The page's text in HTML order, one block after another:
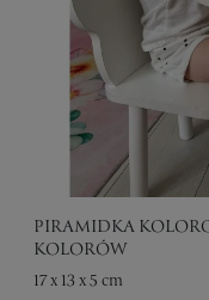
PIRAMIDKA
KOLORÓW
17 x 13 x 5 cm